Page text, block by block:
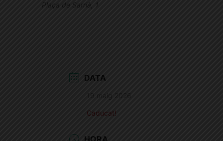
Plaça de Sarrià, 1
DATA
19 maig 2026
Caducat!